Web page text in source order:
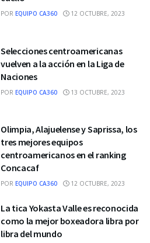
POR EQUIPO CA360 12 OCTUBRE, 2023
Selecciones centroamericanas
vuelven a la acción en la Liga de
Naciones
POR EQUIPO CA360 13 OCTUBRE, 2023
Olimpia, Alajuelense y Saprissa, los
tres mejores equipos
centroamericanos en el ranking
Concacaf
POR EQUIPO CA360 12 OCTUBRE, 2023
La tica Yokasta Valle es reconocida
como la mejor boxeadora libra por
libra del mundo